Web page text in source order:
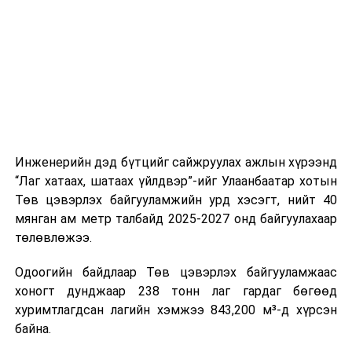
өдөр тутмын ажлын бэлэн байдлыг хангах зэрэг
практик ур чадварыг сургалтын хөтөлбөрт тусгажээ.
Сургалтыг танилцуулах лекц, асуулт-хариулт,
жишээнд суурилсан сургалт, багаар ажиллах дасгал,
танилцах, онцгой нөхцөлд ажиллах дадлага зэрэг
онол, практик хосолсон хэлбэрээр зохион байгуулж
байна.
Инженерийн дэд бүтцийг сайжруулах ажлын хүрээнд
“Лаг хатаах, шатаах үйлдвэр”-ийг Улаанбаатар хотын
Төв цэвэрлэх байгууламжийн урд хэсэгт, нийт 40
мянган ам метр талбайд 2025-2027 онд байгуулахаар
төлөвлөжээ.
Одоогийн байдлаар Төв цэвэрлэх байгууламжаас
хоногт дунджаар 238 тонн лаг гардаг бөгөөд
хуримтлагдсан лагийн хэмжээ 843,200 м³-д хүрсэн
байна.